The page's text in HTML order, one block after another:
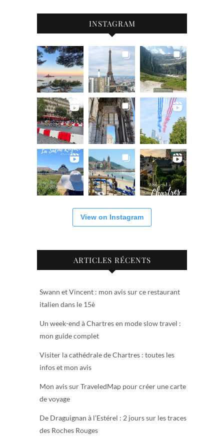
INSTAGRAM
View on Instagram
ARTICLES RÉCENTS
Swann et Vincent : mon avis sur ce restaurant
italien dans le 15è
Un week-end à Chartres en mode slow travel :
mon guide complet
Visiter la cathédrale de Chartres : toutes les
infos et mon avis
Mon avis sur TraveledMap pour créer une carte
de voyage
De Draguignan à l’Estérel : 2 jours sur les traces
des Roches Rouges